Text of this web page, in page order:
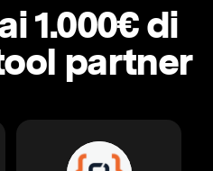
1.000€ di
partner